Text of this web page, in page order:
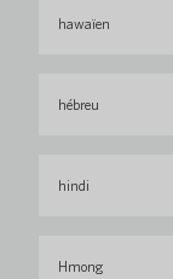
hawaïen
hébreu
hindi
Hmong